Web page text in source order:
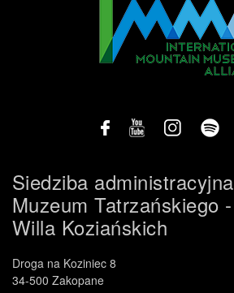
Siedziba administracyjna
Muzeum Tatrzańskiego -
Willa Koziańskich
Droga na Koziniec 8
34-500 Zakopane